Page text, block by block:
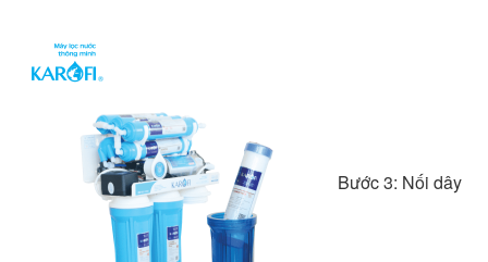
Bước 3: Nối dây